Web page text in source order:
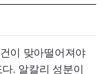
이 맞아떨어져야
. 알칼리 성분이